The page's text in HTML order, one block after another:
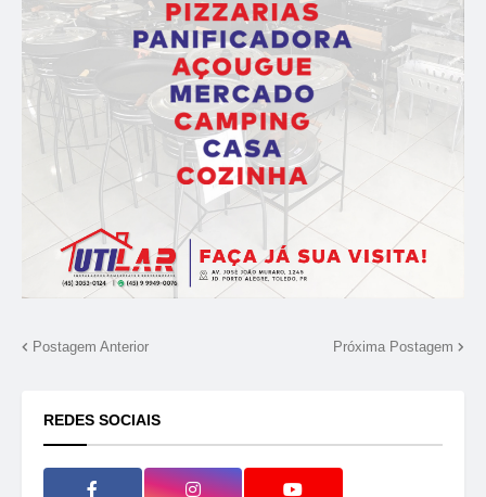
Postagem Anterior Próxima Postagem
REDES SOCIAIS